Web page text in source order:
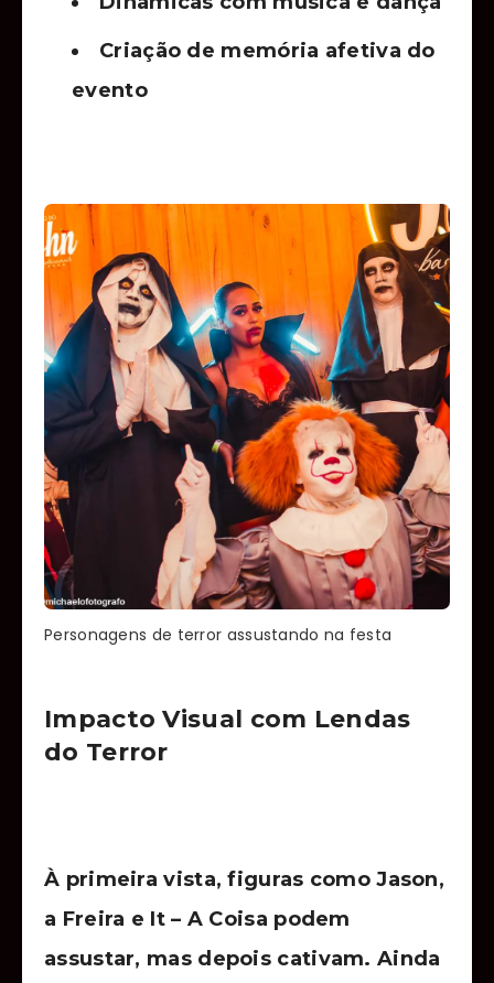
Criação de memória afetiva do
evento
Personagens de terror assustando na festa
Impacto Visual com Lendas
do Terror
À primeira vista, figuras como Jason,
a Freira e It – A Coisa podem
assustar, mas depois cativam. Ainda